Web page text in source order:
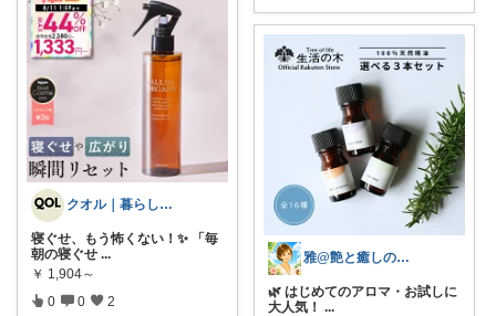
クオル｜暮らしの「質」爆上げ🈁
寝ぐせ、もう怖くない！✨ 「毎
朝の寝ぐせ ...
￥ 1,904～
0 0 2
雅@艶と癒しの開運セカンドライフ
🌿 はじめてのアロマ・お試しに
大人気！ ...